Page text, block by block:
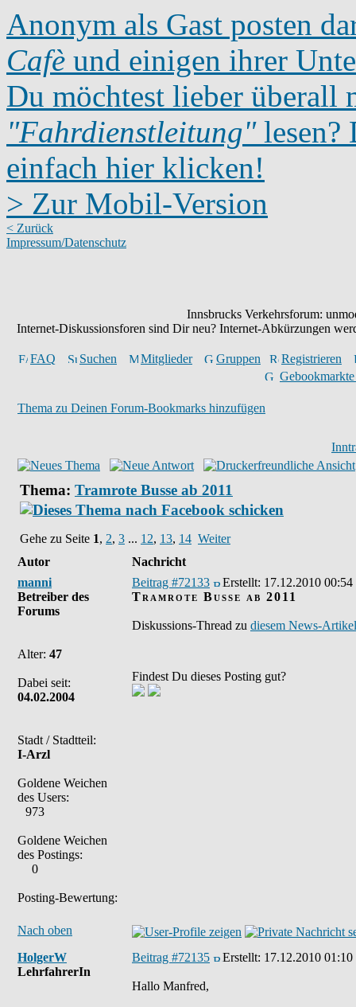
Anonym als Gast posten
Cafè und einigen ihrer
Du möchtest lieber überall
"Fahrdienstleitung"lesen?
einfach hier klicken!
> Zur Mobil-Version
< Zurück
Impressum/Datenschutz
Innsbrucks Verkehrsforum:
Internet-Diskussionsforen sind Dir neu? Internet-Abkürzungen
FAQ Suchen Mitglieder Gruppen
Registrieren
Thema zu Deinen Forum-Bookmarks hinzufügen
Thema: Tramrote Busse ab 2011
Gehe zu Seite 1, 2, 3 ... 12, 13, 14 Weiter
Autor
Nachricht
manni
Betreiber des
Forums
Alter: 47
Dabei seit:
04.02.2004
Stadt / Stadtteil:
I-Arzl
Goldene Weichen
des Users:
973
Goldene Weichen
des Postings:
0
Posting-Bewertung:
Beitrag #72133 Erstellt: 17.12.2010 00:54
Tramrote Busse ab 2011
Diskussions-Thread zu diesem News-Artikel
Findest Du dieses Posting gut?
Nach oben
HolgerW
LehrfahrerIn
Beitrag #72135 Erstellt: 17.12.2010 01:10
Hallo Manfred,